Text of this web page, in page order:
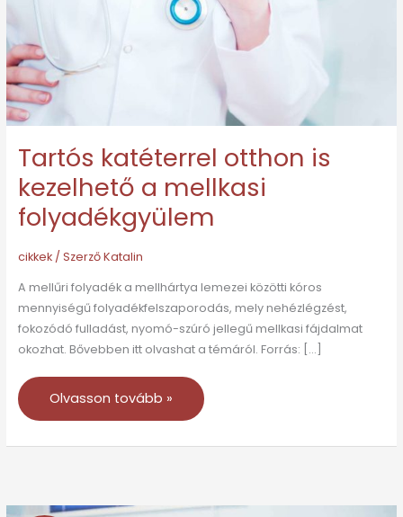
Tartós katéterrel otthon is
kezelhető a mellkasi
folyadékgyülem
cikkek/ SzerzőKatalin
A mellűri folyadék a mellhártya lemezei közötti kóros
mennyiségű folyadékfelszaporodás, mely nehézlégzést,
fokozódó fulladást, nyomó-szúró jellegű mellkasi fájdalmat
okozhat. Bővebben itt olvashat a témáról. Forrás: […]
folyadékgyülem
Olvasson tovább »